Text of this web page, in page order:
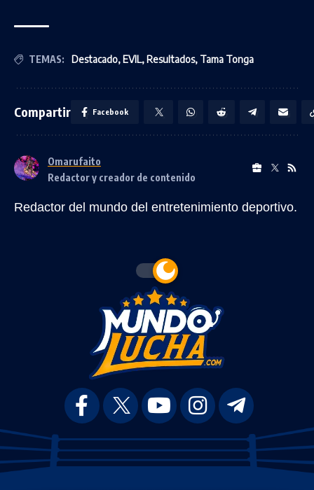
TEMAS: Destacado, EVIL,Resultados, Tama Tonga
Compartir Facebook
Omarufaito
Redactor y creador de contenido
Redactor del mundo del entretenimiento deportivo.